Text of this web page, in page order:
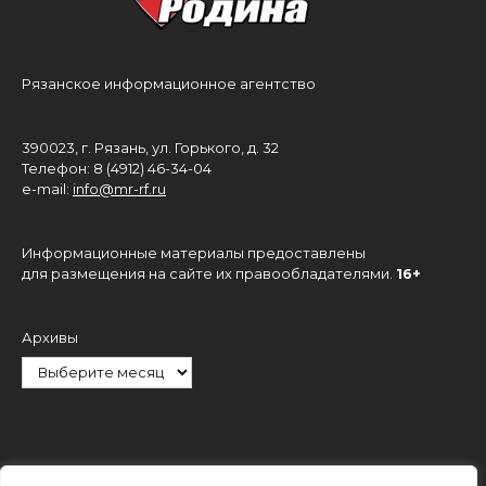
Рязанское информационное агентство
390023, г. Рязань, ул. Горького, д. 32
Телефон: 8 (4912) 46-34-04
e-mail: info@mr-rf.ru
Информационные материалы предоставлены
для размещения на сайте их правообладателями. 16+
Архивы